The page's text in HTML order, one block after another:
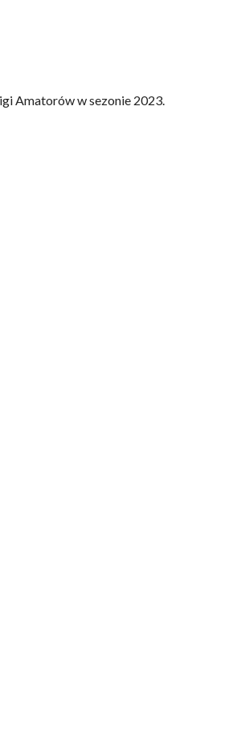
Amatorów w sezonie 2023.